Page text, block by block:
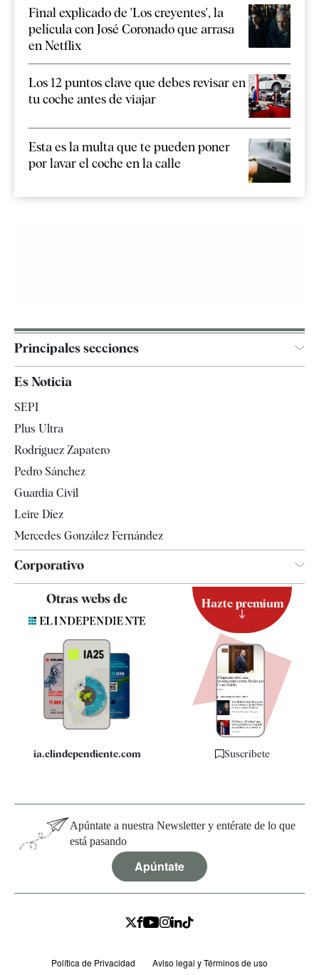
Final explicado de 'Los creyentes', la
película con José Coronado que arrasa
en Netflix
Los 12 puntos clave que debes revisar en
tu coche antes de viajar
Esta es la multa que te pueden poner
por lavar el coche en la calle
Principales secciones
Televisión
Es Noticia
SEPI
Plus Ultra
Rodríguez Zapatero
Pedro Sánchez
Guardia Civil
Leire Díez
Mercedes González Fernández
Corporativo
Quiénes somos
Especificaciones
Otras webs de
ia.elindependiente.com
Hazte premium
Suscríbete
Apúntate a nuestra Newsletter y entérate de lo que
está pasando
Apúntate
Política de Privacidad
Aviso legal y Términos de uso